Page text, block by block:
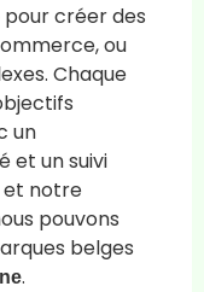
créer des
ou
Chaque
un
et un suivi
et notre
pouvons
belges
.